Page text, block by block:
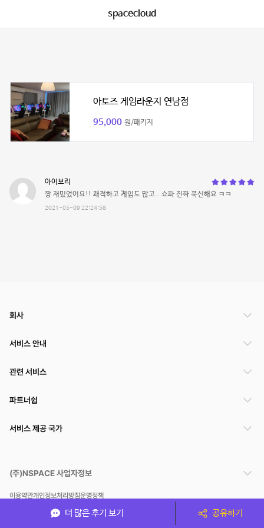
spacecloud
아토즈 게임라운지 연남점
95,000 원/패키지
아이보리
짱 재밌었어요!! 쾌적하고 게임도 많고.. 쇼파 진짜 푹신해요 ㅋㅋ
2021-05-09 22:24:58
더 많은 후기 보기 공유하기
회사
서비스 안내
관련 서비스
파트너쉽
서비스 제공 국가
(주)NSPACE 사업자정보
이용약관개인정보처리방침운영정책
스페이스클라우드는 통신판매중개자이며 통신판매의 당사자가 아닙니다. 따라서 스페이스클
라우드는 공간 거래정보 및 거래에 대해 책임지지 않습니다.